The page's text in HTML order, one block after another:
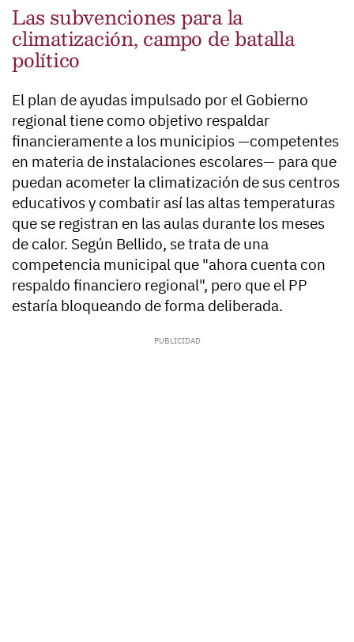
Las subvenciones para la
climatización, campo de batalla
político
El plan de ayudas impulsado por el Gobierno
regional tiene como objetivo respaldar
financieramente a los municipios —competentes
en materia de instalaciones escolares— para que
puedan acometer la climatización de sus centros
educativos y combatir así las altas temperaturas
que se registran en las aulas durante los meses
de calor. Según Bellido, se trata de una
competencia municipal que "ahora cuenta con
respaldo financiero regional", pero que el PP
estaría bloqueando de forma deliberada.